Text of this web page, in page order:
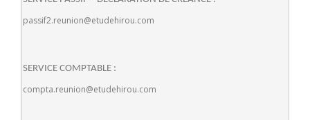
passif2.reunion@etudehirou.com
SERVICE COMPTABLE :
compta.reunion@etudehirou.com